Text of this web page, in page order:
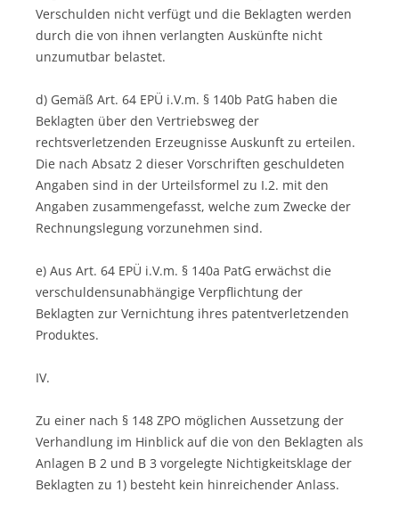
Verschulden nicht verfügt und die Beklagten werden
durch die von ihnen verlangten Auskünfte nicht
unzumutbar belastet.
d) Gemäß Art. 64 EPÜ i.V.m. § 140b PatG haben die
Beklagten über den Vertriebsweg der
rechtsverletzenden Erzeugnisse Auskunft zu erteilen.
Die nach Absatz 2 dieser Vorschriften geschuldeten
Angaben sind in der Urteilsformel zu I.2. mit den
Angaben zusammengefasst, welche zum Zwecke der
Rechnungslegung vorzunehmen sind.
e) Aus Art. 64 EPÜ i.V.m. § 140a PatG erwächst die
verschuldensunabhängige Verpflichtung der
Beklagten zur Vernichtung ihres patentverletzenden
Produktes.
IV.
Zu einer nach § 148 ZPO möglichen Aussetzung der
Verhandlung im Hinblick auf die von den Beklagten als
Anlagen B 2 und B 3 vorgelegte Nichtigkeitsklage der
Beklagten zu 1) besteht kein hinreichender Anlass.